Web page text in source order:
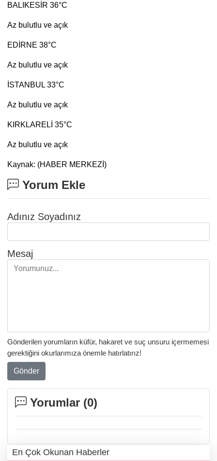
BALIKESİR 36°C
Az bulutlu ve açık
EDİRNE 38°C
Az bulutlu ve açık
İSTANBUL 33°C
Az bulutlu ve açık
KIRKLARELİ 35°C
Az bulutlu ve açık
Kaynak: (HABER MERKEZİ)
Yorum Ekle
Adınız Soyadınız
Mesaj
Gönderilen yorumların küfür, hakaret ve suç unsuru içermemesi
gerektiğini okurlarımıza önemle hatırlatırız!
Gönder
Yorumlar (0)
En Çok Okunan Haberler